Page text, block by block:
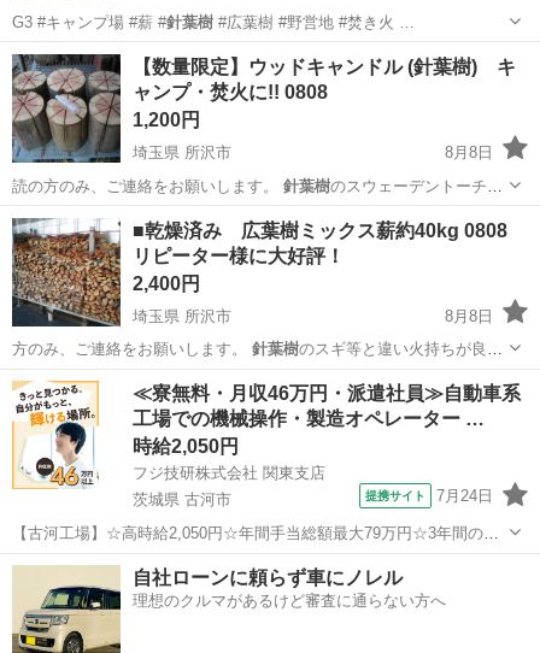
G3 #キャンプ場 #薪 #針葉樹#広葉樹 #野営地 #焚き火 …
千葉 千葉市 千葉駅 家庭用品
【数量限定】ウッドキャンドル (針葉樹) キ
ャンプ・焚火に!! 0808
1,200円
埼玉県 所沢市
8月8日
読の方のみ、ご連絡をお願いします。 針葉樹のスウェーデントーチで
す。 写真に複…
埼玉 所沢市 その他 針葉樹
■乾燥済み 広葉樹ミックス薪約40kg 0808
リピーター様に大好評！
2,400円
埼玉県 所沢市
8月8日
方のみ、ご連絡をお願いします。 針葉樹のスギ等と違い火持ちが良い
ので バー…
埼玉 所沢市 その他
≪寮無料・月収46万円・派遣社員≫自動車系
工場での機械操作・製造オペレーター …
時給2,050円
フジ技研株式会社 関東支店
茨城県 古河市
提携サイト 7月24日
【古河工場】☆高時給2,050円☆年間手当総額最大79万円☆3年間の手
当総額169万円☆年収630万円可☆寮費無料☆大手トラックメーカーで
の組立組付のお仕事☆自動車業界経験者積極採用中！！【20代でも年
収500万円が目指せる...
茨城 古河市 その他
自社ローンに頼らず車にノレル
理想のクルマがあるけど審査に通らない方へ